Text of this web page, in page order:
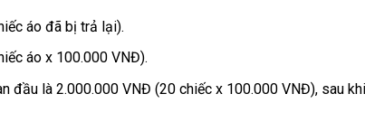
áo đã bị trả lại).
áo x 100.000 VNĐ).
đầu là 2.000.000 VNĐ (20 chiếc x 100.000 VNĐ), sau